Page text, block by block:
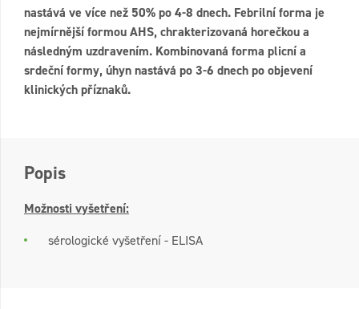
nastává ve více než 50% po 4-8 dnech. Febrilní forma je
nejmírnější formou AHS, chrakterizovaná horečkou a
následným uzdravením. Kombinovaná forma plicní a
srdeční formy, úhyn nastává po 3-6 dnech po objevení
klinických příznaků.
Popis
Možnosti vyšetření:
sérologické vyšetření - ELISA